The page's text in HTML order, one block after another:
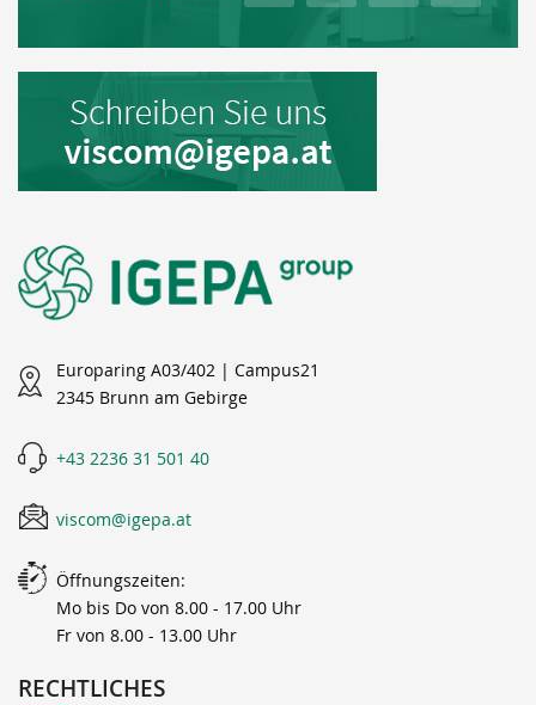
Europaring A03/402 | Campus21
2345 Brunn am Gebirge
+43 2236 31 501 40
viscom@igepa.at
Öffnungszeiten:
Mo bis Do von 8.00 - 17.00 Uhr
Fr von 8.00 - 13.00 Uhr
RECHTLICHES